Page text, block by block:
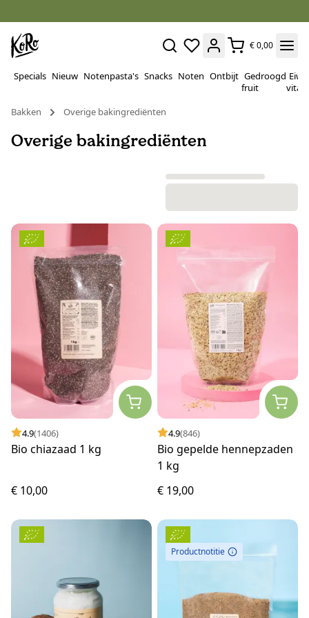
€ 0,00
Specials Nieuw Notenpasta's Snacks Noten Ontbijt Gedroogd
fruit
Bakken
Overige bakingrediënten
Overige bakingrediënten
4.9(1406)
Bio chiazaad 1 kg
€ 10,00
4.9(846)
Bio gepelde hennepzaden
1 kg
€ 19,00
Productnotitie